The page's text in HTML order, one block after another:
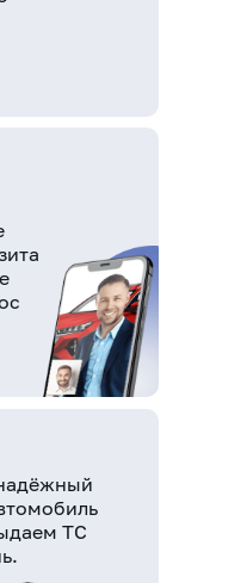
ТС